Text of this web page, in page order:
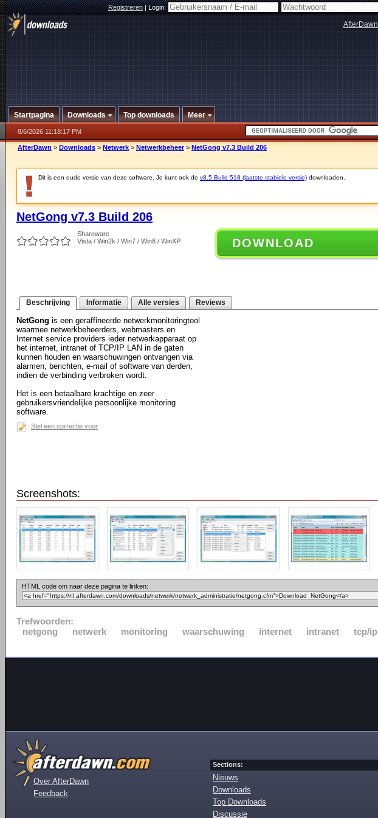
Registreren|Login:
AfterDawn
Startpagina Downloads Top downloads Meer
8/6/2026 11:18:17 PM
AfterDawn > Downloads > Netwerk > Netwerkbeheer > NetGong v7.3 Build 206
Dit is een oude versie van deze software. Je kunt ook de v8.5 Build 518 (laatste stabiele versie) downloaden.
NetGong v7.3 Build 206
Shareware
Vista / Win2k / Win7 / Win8 / WinXP
DOWNLOAD
Beschrijving Informatie Alle versies Reviews
NetGong is een geraffineerde netwerkmonitoringtool
waarmee netwerkbeheerders, webmasters en
Internet service providers ieder netwerkapparaat op
het internet, intranet of TCP/IP LAN in de gaten
kunnen houden en waarschuwingen ontvangen via
alarmen, berichten, e-mail of software van derden,
indien de verbinding verbroken wordt.
Het is een betaalbare krachtige en zeer
gebruikersvriendelijke persoonlijke monitoring
software.
Stel een correctie voor
Screenshots:
HTML code om naar deze pagina te linken:
Trefwoorden:
netgong
netwerk monitoring waarschuwing internet intranet tcp/ip
Over AfterDawn
Feedback
Sections:
Nieuws
Downloads
Top Downloads
Discussie